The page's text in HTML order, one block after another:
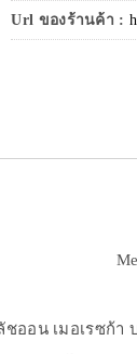
Url ของร้านค้า :
ชออน เมอเรซก้า